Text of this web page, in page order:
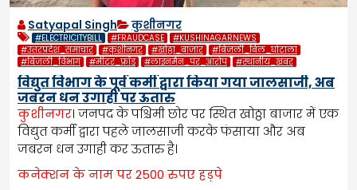
Satyapal Singh कुशीनगर
#ELECTRICITYBILL #FRAUDCASE
#KUSHINAGARNEWS
#उत्तरप्रदेश_समाचार
#कुशीनगर #खोठ्ठा_बाजार
#बिजली_बिल_घोटाला
#बिजली_विभाग
#मीटर_फ्रॉड #लाइनमैन_पर_आरोप #स्थानीय_खबर
विद्युत विभाग के पूर्व कर्मी द्वारा किया गया जालसाजी, अब
जबरन धन उगाही पर ऊतारु
कुशीनगर। जनपद के पश्चिमी छोर पर स्थित खोठ्ठा बाजार में एक
विद्युत कर्मी द्वारा पहले जालसाजी करके फंसाया और अब
जबरन धन उगाही कर ऊतारु है।
कनेक्शन के नाम पर 2500 रुपए हड़पे